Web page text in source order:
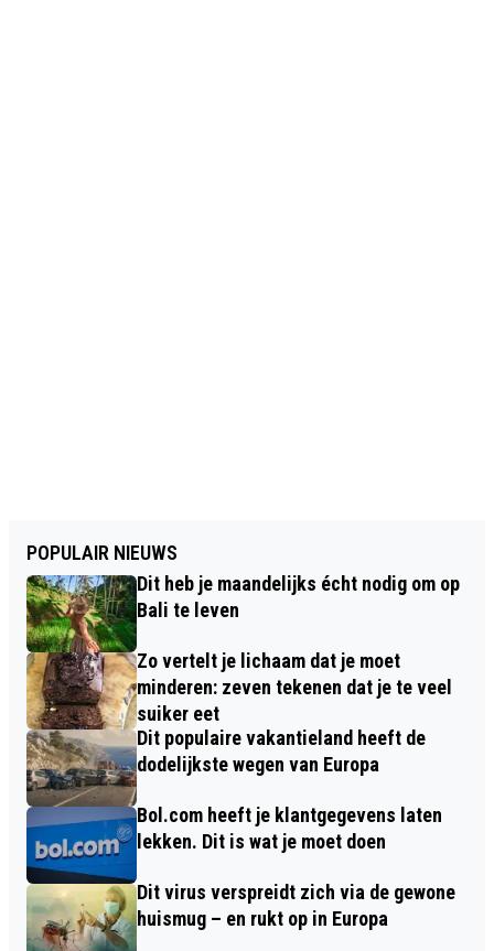
POPULAIR NIEUWS
Dit heb je maandelijks écht nodig om op
Bali te leven
Zo vertelt je lichaam dat je moet
minderen: zeven tekenen dat je te veel
suiker eet
Dit populaire vakantieland heeft de
dodelijkste wegen van Europa
Bol.com heeft je klantgegevens laten
lekken. Dit is wat je moet doen
Dit virus verspreidt zich via de gewone
huismug – en rukt op in Europa